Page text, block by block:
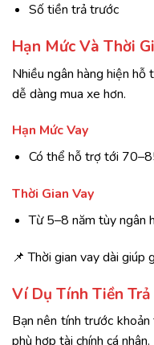
Số tiền trả trước
Hạn Mức Và Thời
Nhiều ngân hàng hiện
dễ dàng mua xe hơn.
Hạn Mức Vay
Có thể hỗ trợ tới
Thời Gian Vay
Từ 5–8 năm tùy ngân
📌 Thời gian vay dài giúp
Ví Dụ Tính Tiền Trả
Bạn nên tính trước
phù hợp tài chính cá nhân.